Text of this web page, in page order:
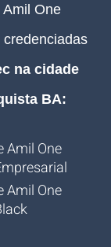
One
na cidade
BA:
Amil One
Amil One